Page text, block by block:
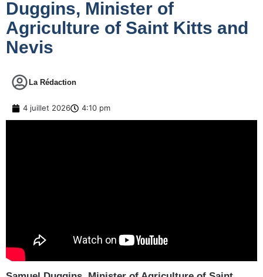
Duggins, Minister of
Agriculture of Saint Kitts and
Nevis
La Rédaction
4 juillet 2026 4:10 pm